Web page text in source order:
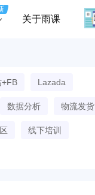
关于雨课
+FB Lazada
数据分析 物流发货
线下培训